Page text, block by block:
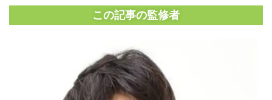
この記事の監修者